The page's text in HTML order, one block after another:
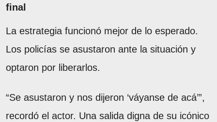
final
La estrategia funcionó mejor de lo esperado.
Los policías se asustaron ante la situación y
optaron por liberarlos.
“Se asustaron y nos dijeron ‘váyanse de acá’”,
recordó el actor. Una salida digna de su icónico